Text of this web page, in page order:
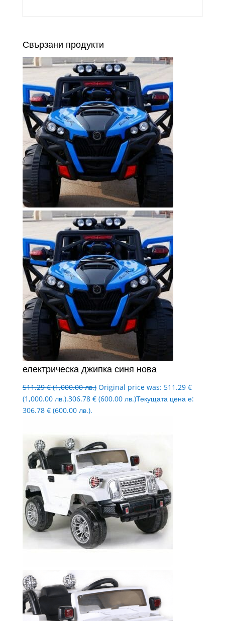
Свързани продукти
електрическа джипка синя нова
511.29€ (1,000.00 лв.) Original price was: 511.29 €
(1,000.00 лв.).306.78 € (600.00 лв.)Текущата цена е:
306.78 € (600.00 лв.).